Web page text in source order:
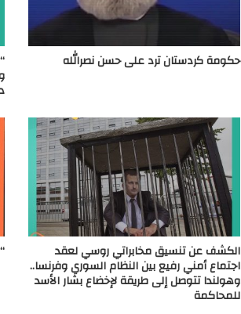
حكومة كردستان ترد على حسن نصرالله
الكشف عن تنسيق مخابراتي روسي لعقد
اجتماع أمني رفيع بين النظام السوري وفرنسا..
وهولندا تتوصل إلى طريقة لإخضاع بشار الأسد
للمحاكمة